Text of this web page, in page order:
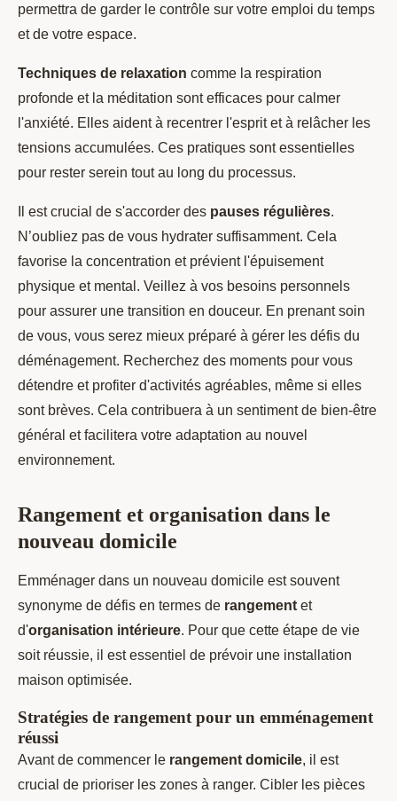
permettra de garder le contrôle sur votre emploi du temps
et de votre espace.
Techniques de relaxation comme la respiration
profonde et la méditation sont efficaces pour calmer
l'anxiété. Elles aident à recentrer l'esprit et à relâcher les
tensions accumulées. Ces pratiques sont essentielles
pour rester serein tout au long du processus.
Il est crucial de s'accorder des pauses régulières.
N’oubliez pas de vous hydrater suffisamment. Cela
favorise la concentration et prévient l'épuisement
physique et mental. Veillez à vos besoins personnels
pour assurer une transition en douceur. En prenant soin
de vous, vous serez mieux préparé à gérer les défis du
déménagement. Recherchez des moments pour vous
détendre et profiter d'activités agréables, même si elles
sont brèves. Cela contribuera à un sentiment de bien-être
général et facilitera votre adaptation au nouvel
environnement.
Rangement et organisation dans le
nouveau domicile
Emménager dans un nouveau domicile est souvent
synonyme de défis en termes de rangement et
d'organisation intérieure. Pour que cette étape de vie
soit réussie, il est essentiel de prévoir une installation
maison optimisée.
Stratégies de rangement pour un emménagement
réussi
Avant de commencer le rangement domicile, il est
crucial de prioriser les zones à ranger. Cibler les pièces